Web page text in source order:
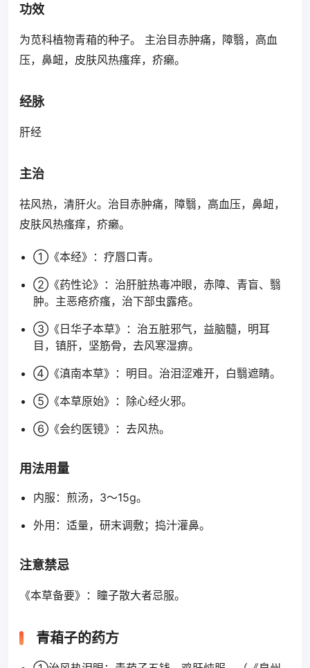
功效
为苋科植物青葙的种子。 主治目赤肿痛，障翳，高血
压，鼻衄，皮肤风热瘙痒，疥癞。
经脉
肝经
主治
祛风热，清肝火。治目赤肿痛，障翳，高血压，鼻衄，
皮肤风热瘙痒，疥癞。
①《本经》：疗唇口青。
②《药性论》：治肝脏热毒冲眼，赤障、青盲、翳
肿。主恶疮疥瘙，治下部虫露疮。
③《日华子本草》：治五脏邪气，益脑髓，明耳
目，镇肝，坚筋骨，去风寒湿痹。
④《滇南本草》：明目。治泪涩难开，白翳遮睛。
⑤《本草原始》：除心经火邪。
⑥《会约医镜》：去风热。
用法用量
内服：煎汤，3～15g。
外用：适量，研末调敷；捣汁灌鼻。
注意禁忌
《本草备要》：瞳子散大者忌服。
青葙子的药方